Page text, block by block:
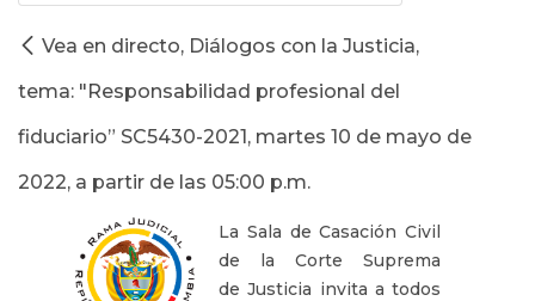
Vea en directo, Diálogos con la Justicia,
tema: "Responsabilidad profesional del
fiduciario” SC5430-2021, martes 10 de mayo de
2022, a partir de las 05:00 p.m.
La Sala de Casación Civil
de la Corte Suprema
de Justicia invita a todos